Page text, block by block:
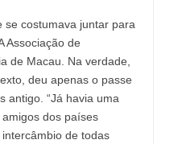
se costumava juntar para
Associação de
de Macau. Na verdade,
deu apenas o passe
antigo. “Já havia uma
dos países
de todas